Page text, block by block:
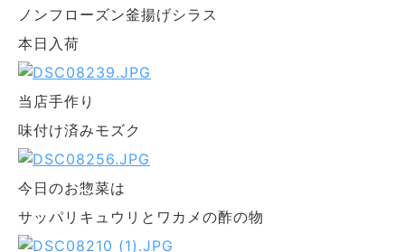
ノンフローズン釜揚げシラス
本日入荷
当店手作り
味付け済みモズク
今日のお惣菜は
サッパリキュウリとワカメの酢の物